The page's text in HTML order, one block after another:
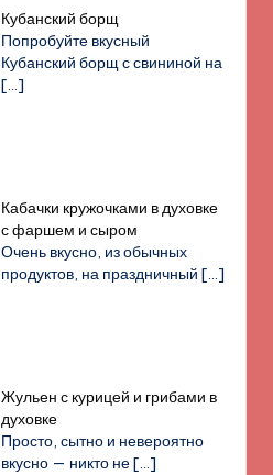
Кубанский борщ
Попробуйте вкусный
Кубанский борщ с свининой на
[…]
Кабачки кружочками в духовке
с фаршем и сыром
Очень вкусно, из обычных
продуктов, на праздничный[…]
Жульен с курицей и грибами в
духовке
Просто, сытно и невероятно
вкусно — никто не[…]